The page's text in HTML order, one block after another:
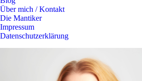
Über mich / Kontakt
Die Mantiker
Impressum
Datenschutzerklärung